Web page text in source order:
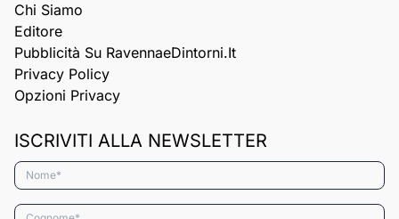
Chi Siamo
Editore
Pubblicità Su RavennaeDintorni.it
Privacy Policy
Opzioni Privacy
ISCRIVITI ALLA NEWSLETTER
Nome*
Cognome*